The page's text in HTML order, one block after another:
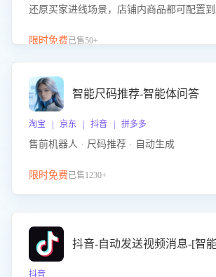
还原买家进线场景，店铺内商品都可配置
击 “立即开通”，快速获取影音影像类目剧
限时免费已售50+
智能尺码推荐-智能体问答
淘宝 | 京东 | 抖音 | 拼多多
售前机器人 · 尺码推荐 · 自动生成
限时免费已售1230+
抖音-自动发送视频消息-[智
抖音